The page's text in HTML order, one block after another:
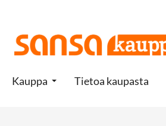
Kauppa Tietoa kaupasta